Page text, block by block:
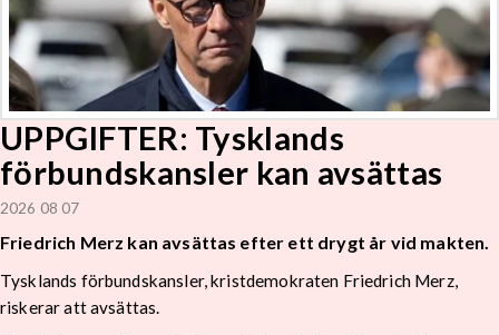
UPPGIFTER: Tysklands
förbundskansler kan avsättas
2026 08 07
Friedrich Merz kan avsättas efter ett drygt år vid makten.
Tysklands förbundskansler, kristdemokraten Friedrich Merz,
riskerar att avsättas.